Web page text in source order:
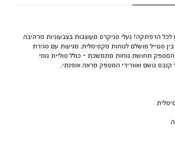
לכל הרפתקה! נעלי סניקרס מעוצבות בצבעוניות מרהיבה
סטייל מושלם לנוחות מקסימלית. מגיעות עם סגירת
המספק תחושת נוחות מתמשכת - כולל סוליית גומי
קנבס נושם ואוורירי המספק מראה אופנתי.